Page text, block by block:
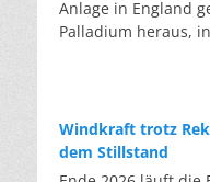
Anlage in England
Palladium heraus,
tausend Grad ein.
industriellen
Windkraft trotz
dem Stillstand